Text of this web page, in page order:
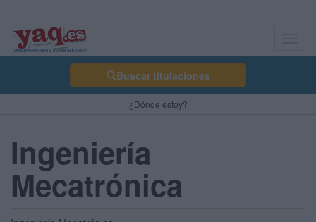
Buscar titulaciones
¿Dónde estoy?
Ingeniería
Mecatrónica